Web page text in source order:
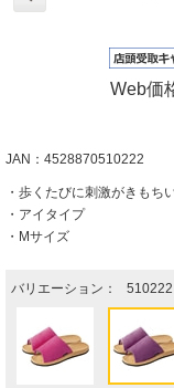
Web価
JAN：4528870510222
・歩くたびに刺激がきもち
・アイタイプ
・Mサイズ
バリエーション：